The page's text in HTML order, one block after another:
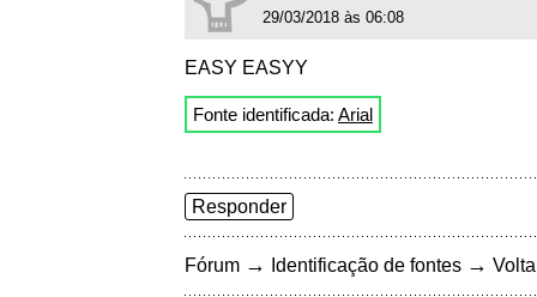
29/03/2018 às 06:08
EASY EASYY
Fonte identificada: Arial
Responder
Fórum → Identificação de fontes →